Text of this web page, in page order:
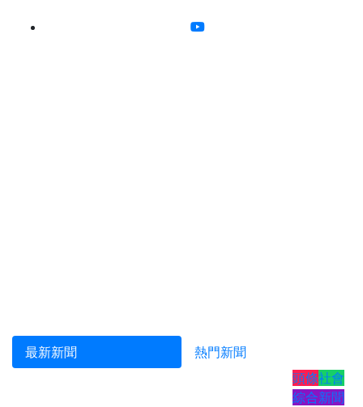
最新新聞
熱門新聞
頭條社會
綜合新聞